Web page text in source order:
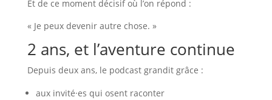
Et de ce moment décisif où l’on répond :
« Je peux devenir autre chose. »
2 ans, et l’aventure continue
Depuis deux ans, le podcast grandit grâce :
aux invité·es qui osent raconter